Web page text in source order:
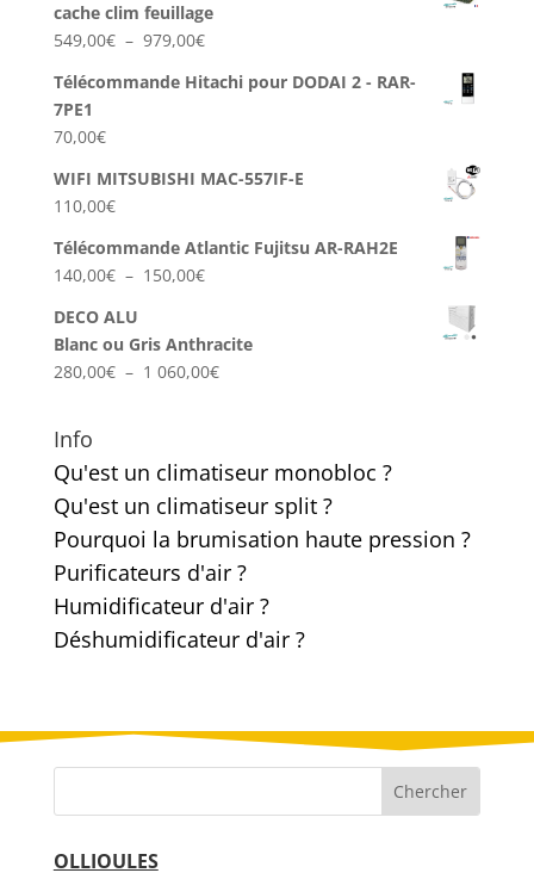
cache clim feuillage
549,00€ – 979,00€Plage
prix :
979,00€
Télécommande Hitachi pour DODAI 2 - RAR-
7PE1
70,00€
WIFI MITSUBISHI MAC-557IF-E
110,00€
Télécommande Atlantic Fujitsu AR-RAH2E
140,00€ – 150,00€Plage
140,00€
à
DECO ALU
Blanc ou Gris Anthracite
280,00€ – 1 060,00€Plage
à
1
060,00€
Info
Qu'est un climatiseur monobloc ?
Qu'est un climatiseur split ?
Pourquoi la brumisation haute pression ?
Purificateurs d'air ?
Humidificateur d'air ?
Déshumidificateur d'air ?
OLLIOULES